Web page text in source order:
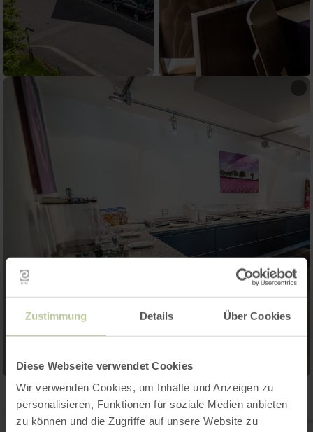
Zustimmung Details Über Cookies
Diese Webseite verwendet Cookies
Wir verwenden Cookies, um Inhalte und Anzeigen zu
personalisieren, Funktionen für soziale Medien anbieten
zu können und die Zugriffe auf unsere Website zu